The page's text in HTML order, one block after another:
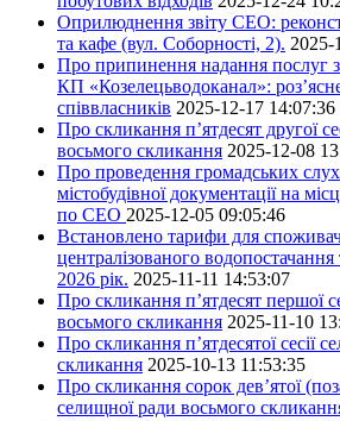
Оприлюднення звіту СЕО:
та кафе (вул. Соборності, 2). 2025-
Про припинення надання послуг
КП «Козелецьводоканал»:
співвласників 2025-12-17 14:07:36
Про скликання п’ятдесят другої
восьмого скликання 2025-12-08
Про проведення громадських
містобудівної документації на
по СЕО 2025-12-05 09:05:46
Встановлено тарифи для
централізованого
2026 рік. 2025-11-11 14:53:07
Про скликання п’ятдесят першої
восьмого скликання 2025-11-10
Про скликання п’ятдесятої сесії
скликання 2025-10-13 11:53:35
Про скликання сорок дев’ятої
селищної ради восьмого